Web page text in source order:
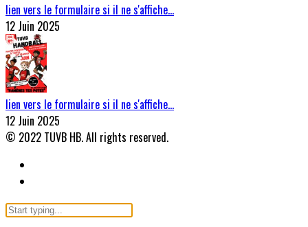
lien vers le formulaire si il ne s'affiche…
12 Juin 2025
lien vers le formulaire si il ne s'affiche…
12 Juin 2025
© 2022 TUVB HB. All rights reserved.